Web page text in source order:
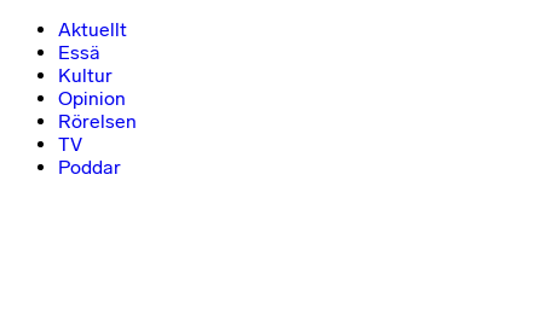
Aktuellt
Essä
Kultur
Opinion
Rörelsen
TV
Poddar